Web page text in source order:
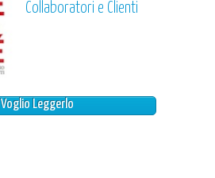
Collaboratori e Clienti
Voglio Leggerlo